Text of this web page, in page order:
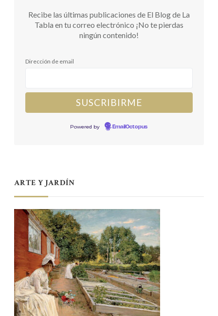
Recibe las últimas publicaciones de El Blog de La
Tabla en tu correo electrónico ¡No te pierdas
ningún contenido!
Dirección de email
Powered by EmailOctopus
ARTE Y JARDÍN